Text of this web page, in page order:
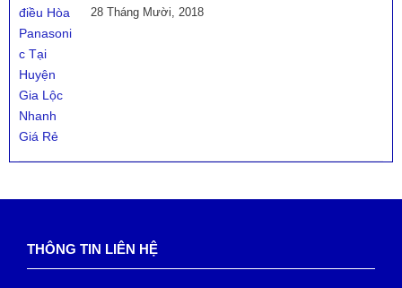
28 Tháng Mười, 2018
THÔNG TIN LIÊN HỆ